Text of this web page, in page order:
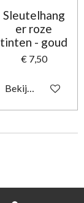
Sleutelhang
er roze
tinten - goud
€ 7,50
Bekijk details